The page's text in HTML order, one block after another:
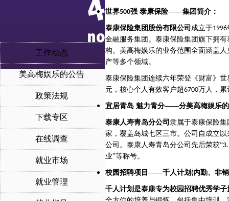
工作动态
美高梅娱乐的公告
政策法规
下载专区
在线调查
就业市场
就业管理
世界500强 泰康保险——集团简介：
泰康保险集团股份有限公司 成立于1996
金融服务集团。泰康保险集团旗下拥
构。美高梅娱乐的业务范围全面涵盖
产等多个领域。
泰康保险集团连续六年荣登《财富》世
元，核心个人有效客户超6700万人，累
宜居青岛 魅力青分——分美高梅娱乐
泰康人寿青岛分公司 隶属于泰康保险
家，覆盖岛城七区三市。公司自成立
公司。泰康人寿青岛分公司先后荣获“
业”等称号。
校园招聘项目 ——千人计划 (内勤、非
千人计划是泰康专为校园招聘优秀学